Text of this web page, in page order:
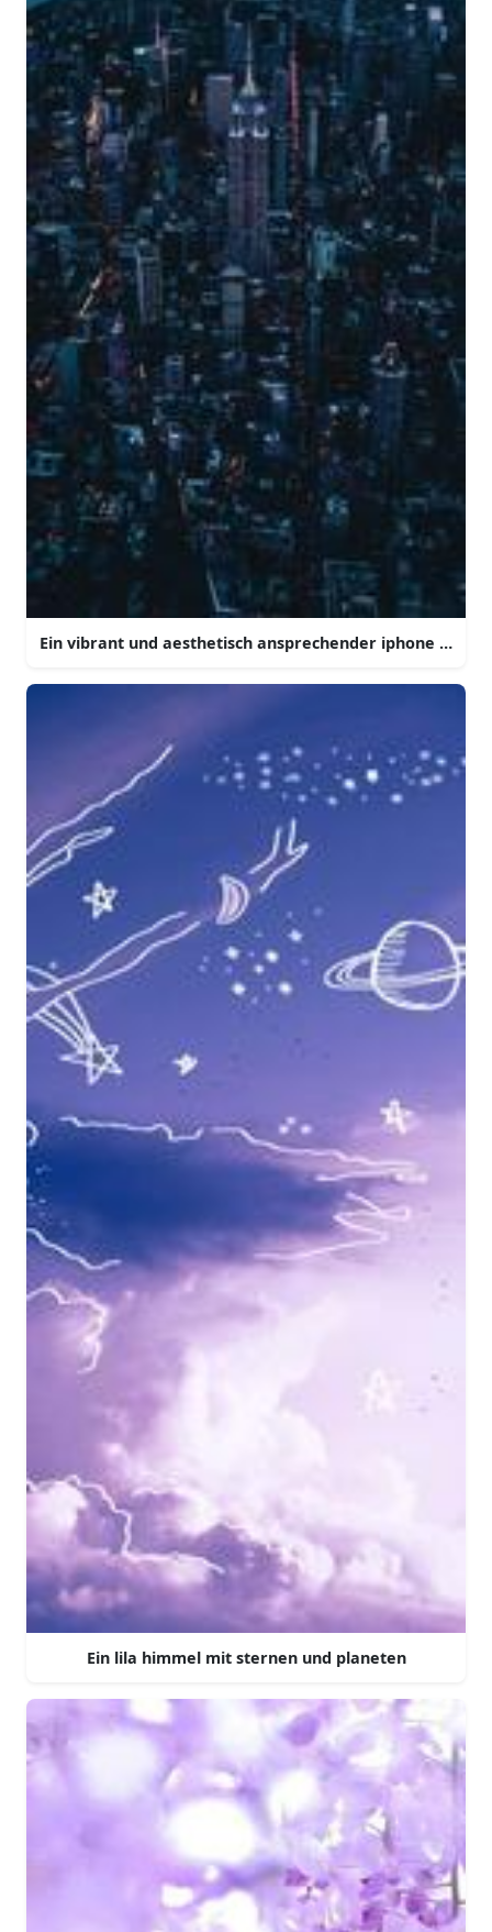
Ein vibrant und aesthetisch ansprechender iphone
Ein lila himmel mit sternen und planeten